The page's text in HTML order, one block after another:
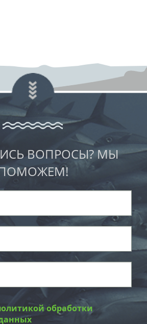
ВОПРОСЫ? МЫ
обработки